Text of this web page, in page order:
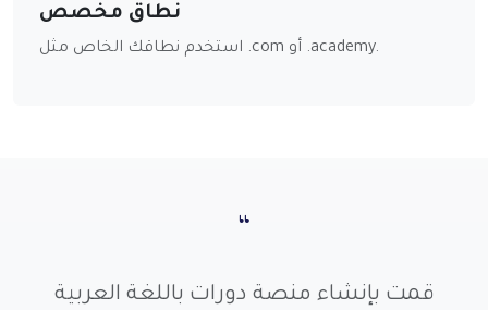
نطاق مخصص
استخدم نطاقك الخاص مثل .com أو .academy.
“
قمت بإنشاء منصة دورات باللغة العربية